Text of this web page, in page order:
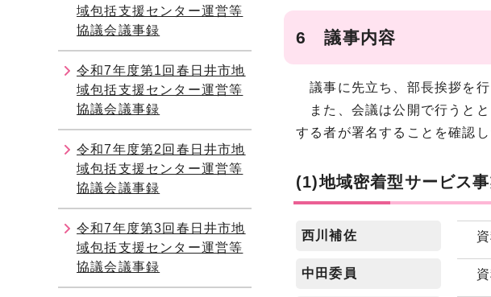
6 議事内容
議事に先立ち、部長挨拶を行
また、会議は公開で行うとと
する者が署名することを確認
(1)地域密着型サービス
西川補佐 資
中田委員 資
域包括支援センター運営等
協議会議事録
令和7年度第1回春日井市地
域包括支援センター運営等
協議会議事録
令和7年度第2回春日井市地
域包括支援センター運営等
協議会議事録
令和7年度第3回春日井市地
域包括支援センター運営等
協議会議事録